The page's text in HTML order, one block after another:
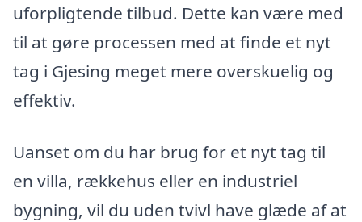
uforpligtende tilbud. Dette kan være med
til at gøre processen med at finde et nyt
tag i Gjesing meget mere overskuelig og
effektiv.
Uanset om du har brug for et nyt tag til
en villa, rækkehus eller en industriel
bygning, vil du uden tvivl have glæde af at